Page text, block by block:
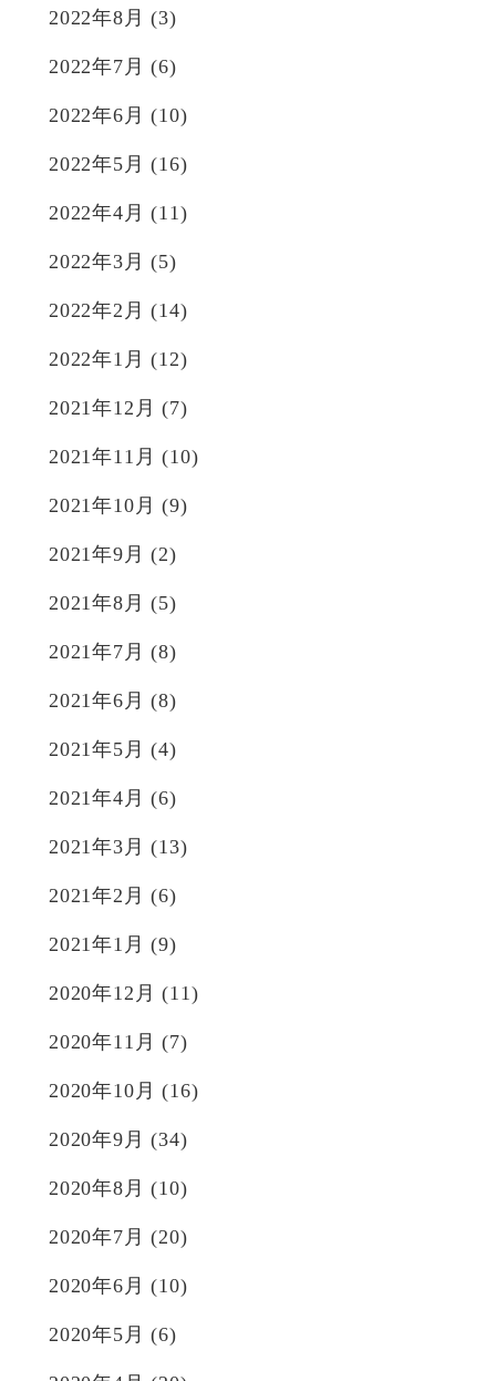
2022年8月 (3)
2022年7月 (6)
2022年6月 (10)
2022年5月 (16)
2022年4月 (11)
2022年3月 (5)
2022年2月 (14)
2022年1月 (12)
2021年12月 (7)
2021年11月 (10)
2021年10月 (9)
2021年9月 (2)
2021年8月 (5)
2021年7月 (8)
2021年6月 (8)
2021年5月 (4)
2021年4月 (6)
2021年3月 (13)
2021年2月 (6)
2021年1月 (9)
2020年12月 (11)
2020年11月 (7)
2020年10月 (16)
2020年9月 (34)
2020年8月 (10)
2020年7月 (20)
2020年6月 (10)
2020年5月 (6)